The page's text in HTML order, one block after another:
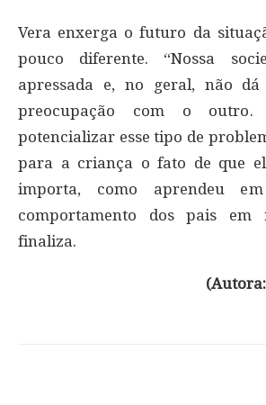
Vera enxerga o futuro da
pouco diferente. “Nossa
apressada e, no geral, não
preocupação com o
potencializar esse tipo de
para a criança o fato de que
importa, como aprendeu
comportamento dos pais em
finaliza.